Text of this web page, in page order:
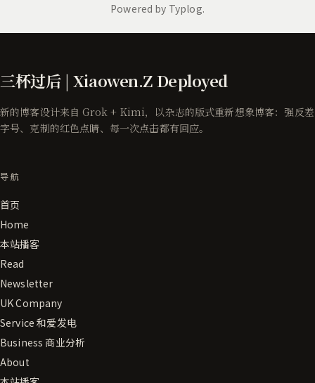
三杯过后 | Xiaowen.Z Deployed
新的博客设计来自 Grok + Kimi，以杂志的版式重新想象博客：强反差
字号、克制的红色点睛、每一次点击都有回应。
导航
首页
Home
本站播客
Read
Newsletter
UK Company
Service 和爱发电
Business 商业分析
About